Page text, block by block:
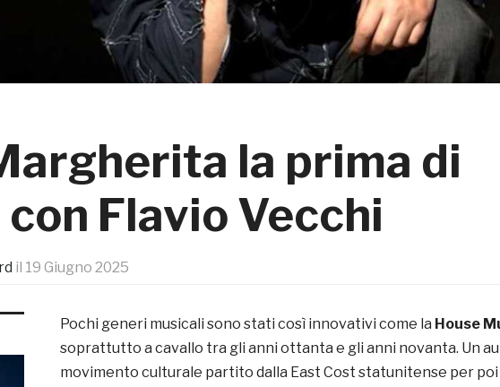
la prima di
Flavio Vecchi
il 19 Giugno 2025
Pochi generi musicali sono stati così innovativi come la House
soprattutto a cavallo tra gli anni ottanta e gli anni novanta. Un
movimento culturale partito dalla East Cost statunitense per poi